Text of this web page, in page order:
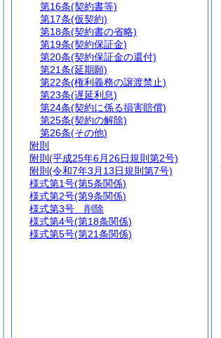
第16条(契約書等)
第17条(仮契約)
第18条(契約書の省略)
第19条(契約保証金)
第20条(契約保証金の還付)
第21条(延期願)
第22条(権利義務の譲渡禁止)
第23条(遅延利息)
第24条(契約に係る損害賠償)
第25条(契約の解除)
第26条(その他)
附則
附則 (平成25年6月26日規則第2号)
附則 (令和7年3月13日規則第7号)
様式第1号(第5条関係)
様式第2号(第9条関係)
様式第3号 削除
様式第4号(第18条関係)
様式第5号(第21条関係)